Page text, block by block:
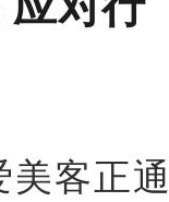
客正通